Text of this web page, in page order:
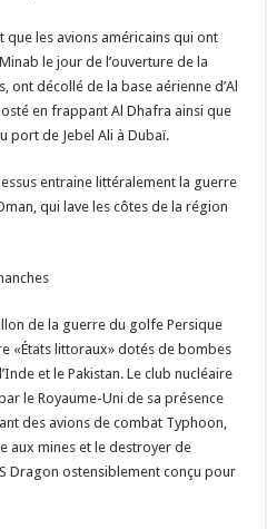
que les avions américains qui ont
le jour de l’ouverture de la
ont décollé de la base aérienne d’Al
en frappant Al Dhafra ainsi que
port de Jebel Ali à Dubaï.
entraine littéralement la guerre
qui lave les côtes de la région
de la guerre du golfe Persique
«États littoraux» dotés de bombes
et le Pakistan. Le club nucléaire
le Royaume-Uni de sa présence
des avions de combat Typhoon,
aux mines et le destroyer de
Dragon ostensiblement conçu pour